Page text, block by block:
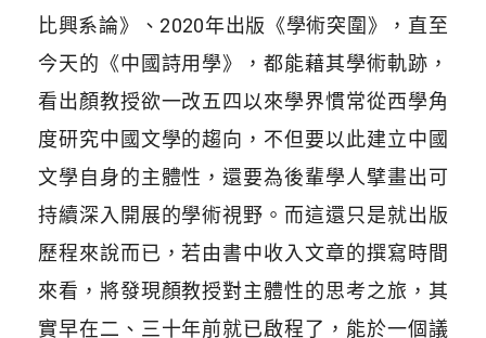
比興系論》、 2020年出版《學術突圍》，直至
今天的《中國詩用學》，都能藉其學術軌跡，
看出顏教授欲一改五四以來學界慣常從西學角
度研究中國文學的趨向，不但要以此建立中國
文學自身的主體性，還要為後輩學人擘畫出可
持續深入開展的學術視野。而這還只是就出版
歷程來說而已，若由書中收入文章的撰寫時間
來看，將發現顏教授對主體性的思考之旅，其
實早在二、三十年前就已啟程了，能於一個議